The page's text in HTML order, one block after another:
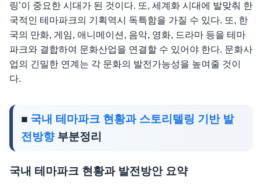
링’이 중요한 시대가 된 것이다. 또, 세계화 시대에 발맞춰 한
국적인 테마파크의 기획역시 독특함을 가질 수 있다. 또, 한
국의 만화, 게임, 애니메이션, 음악, 영화, 드라마 등을 테마
파크와 결합하여 문화산업을 연결할 수 있어야 한다. 문화사
업의 긴밀한 연계는 각 문화의 발전가능성을 높여줄 것이
다.
■ 국내 테마파크 현황과 스토리텔링 기반 발
전방향부분정리
국내 테마파크 현황과 발전방안 요약